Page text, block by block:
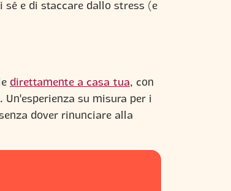
e di staccare dallo stress (e
direttamente a casa tua, con
su misura per i
dover rinunciare alla